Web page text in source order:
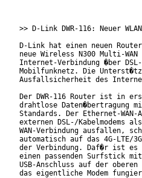
>> D-Link DWR-116: Neuer
D-Link hat einen neuen
neue Wireless N300 Multi-
Internet-Verbindung �ber
Mobilfunknetz. Die
Ausfallsicherheit des
Der DWR-116 Router ist in
drahtlose Daten�bertragung
Standards. Der Ethernet-
externen DSL-/Kabelmodems
WAN-Verbindung ausfallen,
automatisch auf das 4G-LTE/
der Verbindung. Daf�r ist es
einen passenden Surfstick
USB-Anschluss auf der
das eigentliche Modem